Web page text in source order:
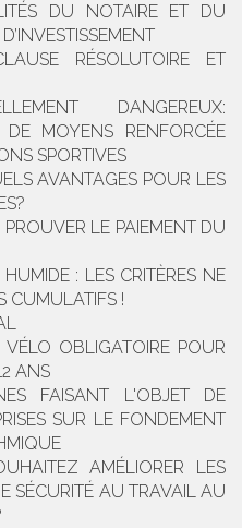
DU NOTAIRE ET DU
RÉSOLUTOIRE ET
DANGEREUX:
MOYENS RENFORCÉE
SPORTIVES
AVANTAGES POUR LES
PROUVER LE PAIEMENT DU
: LES CRITÈRES NE
CUMULATIFS !
OBLIGATOIRE POUR
ANS
FAISANT L'OBJET DE
SUR LE FONDEMENT
AMÉLIORER LES
SÉCURITÉ AU TRAVAIL AU